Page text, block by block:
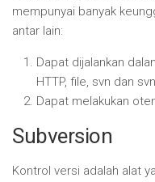
mempunyai banyak
antar lain:
Dapat dijalankan
HTTP, file, svn dan
Dapat melakukan
Subversion
Kontrol versi adalah alat